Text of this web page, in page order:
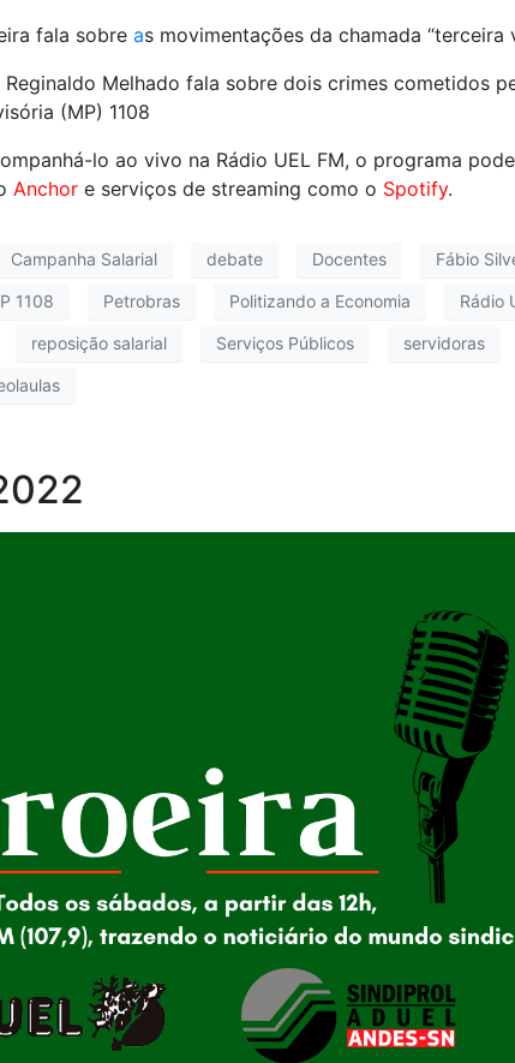
fala sobre as movimentações da chamada “terceira
Melhado fala sobre dois crimes cometidos
(MP) 1108
lo ao vivo na Rádio UEL FM, o programa
Anchor e serviços de streaming como o Spotify.
Campanha Salarial debate Docentes Fábio
1108 Petrobras Politizando a Economia Rádio
reposição salarial Serviços Públicos servidoras